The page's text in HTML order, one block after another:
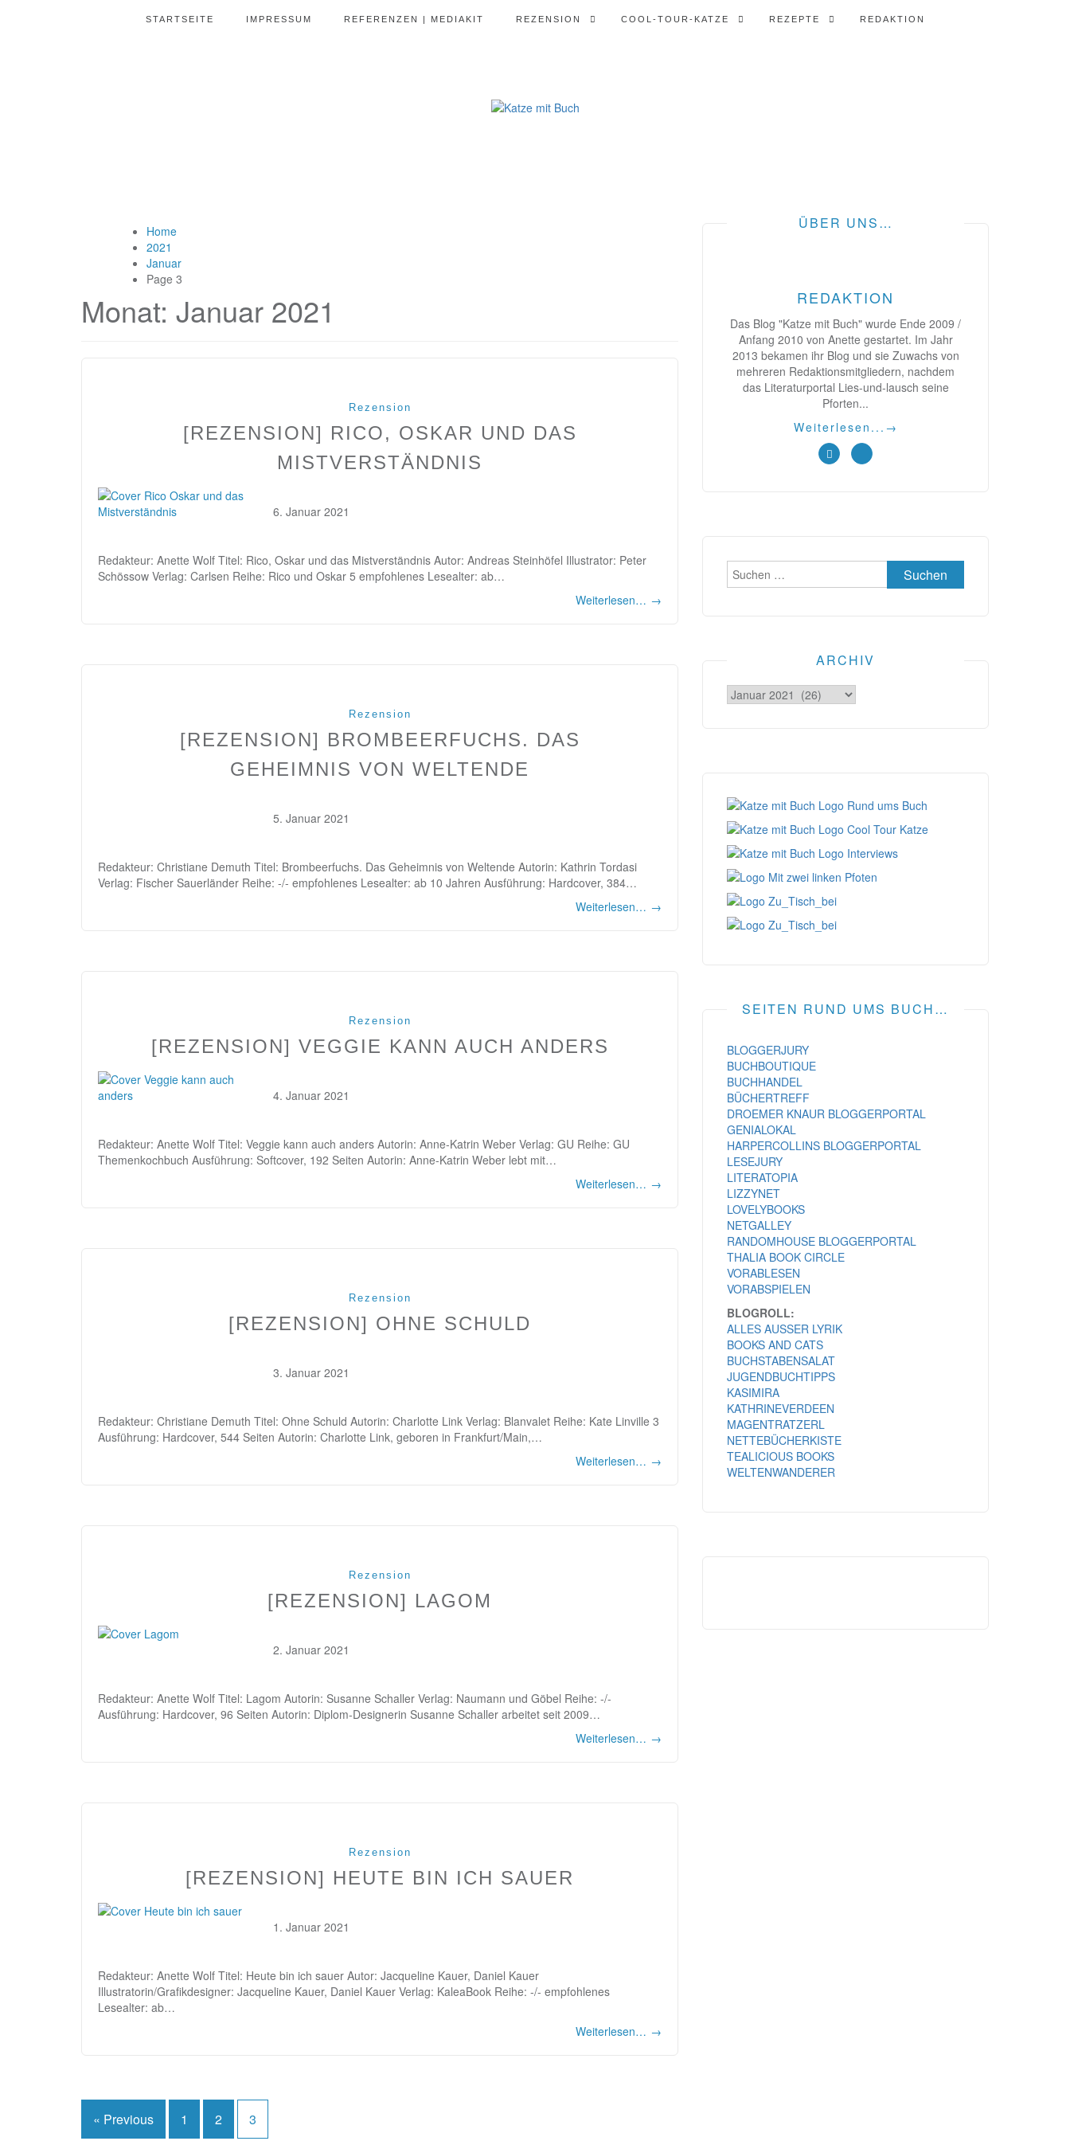
STARTSEITE IMPRESSUM REFERENZEN | MEDIAKIT REZENSION COOL-TOUR-KATZE REZEPTE REDAKTION
Home
2021
Januar
Page 3
Monat: Januar 2021
Rezension
[REZENSION] RICO, OSKAR UND DAS
MISTVERSTÄNDNIS
6. Januar 2021
Redakteur: Anette Wolf Titel: Rico, Oskar und das Mistverständnis Autor: Andreas Steinhöfel Illustrator: Peter
Schössow Verlag: Carlsen Reihe: Rico und Oskar 5 empfohlenes Lesealter: ab…
Weiterlesen… →
Rezension
[REZENSION] BROMBEERFUCHS. DAS
GEHEIMNIS VON WELTENDE
5. Januar 2021
Redakteur: Christiane Demuth Titel: Brombeerfuchs. Das Geheimnis von Weltende Autorin: Kathrin Tordasi
Verlag: Fischer Sauerländer Reihe: -/- empfohlenes Lesealter: ab 10 Jahren Ausführung: Hardcover, 384…
Weiterlesen… →
Rezension
[REZENSION] VEGGIE KANN AUCH ANDERS
4. Januar 2021
Redakteur: Anette Wolf Titel: Veggie kann auch anders Autorin: Anne-Katrin Weber Verlag: GU Reihe: GU
Themenkochbuch Ausführung: Softcover, 192 Seiten Autorin: Anne-Katrin Weber lebt mit…
Weiterlesen… →
Rezension
[REZENSION] OHNE SCHULD
3. Januar 2021
Redakteur: Christiane Demuth Titel: Ohne Schuld Autorin: Charlotte Link Verlag: Blanvalet Reihe: Kate Linville 3
Ausführung: Hardcover, 544 Seiten Autorin: Charlotte Link, geboren in Frankfurt/Main,…
Weiterlesen… →
Rezension
[REZENSION] LAGOM
2. Januar 2021
Redakteur: Anette Wolf Titel: Lagom Autorin: Susanne Schaller Verlag: Naumann und Göbel Reihe: -/-
Ausführung: Hardcover, 96 Seiten Autorin: Diplom-Designerin Susanne Schaller arbeitet seit 2009…
Weiterlesen… →
Rezension
[REZENSION] HEUTE BIN ICH SAUER
1. Januar 2021
Redakteur: Anette Wolf Titel: Heute bin ich sauer Autor: Jacqueline Kauer, Daniel Kauer
Illustratorin/Grafikdesigner: Jacqueline Kauer, Daniel Kauer Verlag: KaleaBook Reihe: -/- empfohlenes
Lesealter: ab…
Weiterlesen… →
Seitennummerierung
« Previous 1 2 3
ÜBER UNS…
REDAKTION
Das Blog "Katze mit Buch" wurde Ende 2009 /
Anfang 2010 von Anette gestartet. Im Jahr
2013 bekamen ihr Blog und sie Zuwachs von
mehreren Redaktionsmitgliedern, nachdem
das Literaturportal Lies-und-lausch seine
Pforten...
Weiterlesen... →
Suchen
nach:
ARCHIV
Archiv
SEITEN RUND UMS BUCH…
BLOGGERJURY
BUCHBOUTIQUE
BUCHHANDEL
BÜCHERTREFF
DROEMER KNAUR BLOGGERPORTAL
GENIALOKAL
HARPERCOLLINS BLOGGERPORTAL
LESEJURY
LITERATOPIA
LIZZYNET
LOVELYBOOKS
NETGALLEY
RANDOMHOUSE BLOGGERPORTAL
THALIA BOOK CIRCLE
VORABLESEN
VORABSPIELEN
BLOGROLL:
ALLES AUSSER LYRIK
BOOKS AND CATS
BUCHSTABENSALAT
JUGENDBUCHTIPPS
KASIMIRA
KATHRINEVERDEEN
MAGENTRATZERL
NETTEBÜCHERKISTE
TEALICIOUS BOOKS
WELTENWANDERER